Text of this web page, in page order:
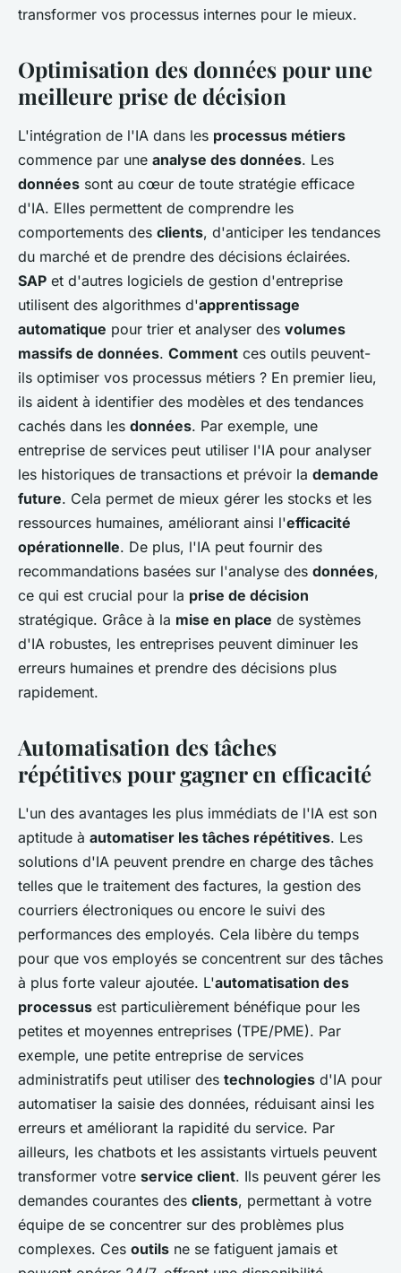
transformer vos processus internes pour le mieux.
Optimisation des données pour une
meilleure prise de décision
L'intégration de l'IA dans les processus métiers
commence par une analyse des données. Les
données sont au cœur de toute stratégie efficace
d'IA. Elles permettent de comprendre les
comportements des clients, d'anticiper les tendances
du marché et de prendre des décisions éclairées.
SAP et d'autres logiciels de gestion d'entreprise
utilisent des algorithmes d'apprentissage
automatique pour trier et analyser des volumes
massifs de données. Comment ces outils peuvent-
ils optimiser vos processus métiers ? En premier lieu,
ils aident à identifier des modèles et des tendances
cachés dans les données. Par exemple, une
entreprise de services peut utiliser l'IA pour analyser
les historiques de transactions et prévoir la demande
future. Cela permet de mieux gérer les stocks et les
ressources humaines, améliorant ainsi l'efficacité
opérationnelle. De plus, l'IA peut fournir des
recommandations basées sur l'analyse des données,
ce qui est crucial pour la prise de décision
stratégique. Grâce à la mise en place de systèmes
d'IA robustes, les entreprises peuvent diminuer les
erreurs humaines et prendre des décisions plus
rapidement.
Automatisation des tâches
répétitives pour gagner en efficacité
L'un des avantages les plus immédiats de l'IA est son
aptitude à automatiser les tâches répétitives. Les
solutions d'IA peuvent prendre en charge des tâches
telles que le traitement des factures, la gestion des
courriers électroniques ou encore le suivi des
performances des employés. Cela libère du temps
pour que vos employés se concentrent sur des tâches
à plus forte valeur ajoutée. L'automatisation des
processus est particulièrement bénéfique pour les
petites et moyennes entreprises (TPE/PME). Par
exemple, une petite entreprise de services
administratifs peut utiliser des technologies d'IA pour
automatiser la saisie des données, réduisant ainsi les
erreurs et améliorant la rapidité du service. Par
ailleurs, les chatbots et les assistants virtuels peuvent
transformer votre service client. Ils peuvent gérer les
demandes courantes des clients, permettant à votre
équipe de se concentrer sur des problèmes plus
complexes. Ces outils ne se fatiguent jamais et